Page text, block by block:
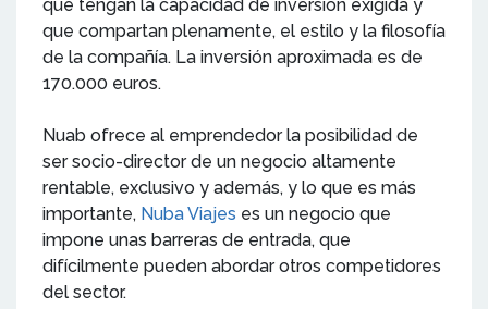
que tengan la capacidad de inversión exigida y
que compartan plenamente, el estilo y la filosofía
de la compañía. La inversión aproximada es de
170.000 euros.
Nuab ofrece al emprendedor la posibilidad de
ser socio-director de un negocio altamente
rentable, exclusivo y además, y lo que es más
importante, Nuba Viajes es un negocio que
impone unas barreras de entrada, que
difícilmente pueden abordar otros competidores
del sector.